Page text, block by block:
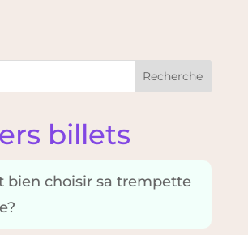
Recherche
billets
bien choisir sa trempette